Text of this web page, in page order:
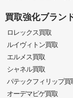
買取強化ブラン
ロレックス買取
ルイヴィトン買取
エルメス買取
シャネル買取
パテックフィリップ買
オーデマピゲ買取